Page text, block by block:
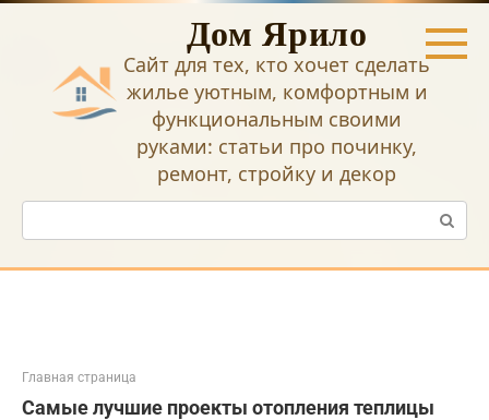
Перейти
Дом Ярило
Сайт для тех, кто хочет сделать
жилье уютным, комфортным и
функциональным своими
руками: статьи про починку,
ремонт, стройку и декор
Поиск:
Главная страница
Самые лучшие проекты отопления теплицы